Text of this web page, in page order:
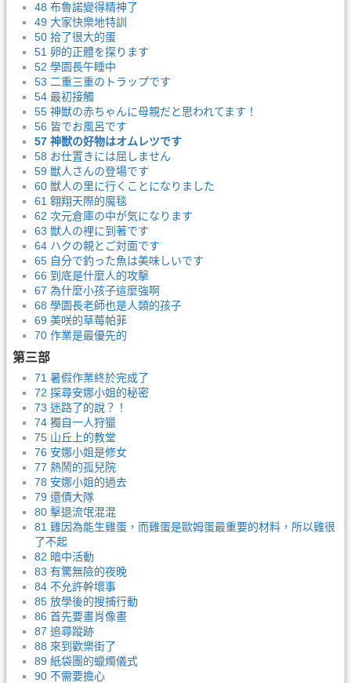
48 布魯諾變得精神了
49 大家快樂地特訓
50 拾了很大的蛋
51 卵的正體を探ります
52 學園長午睡中
53 二重三重のトラップです
54 最初接觸
55 神獣の赤ちゃんに母親だと思われてます！
56 皆でお風呂です
57 神獣の好物はオムレツです
58 お仕置きには屈しません
59 獣人さんの登場です
60 獣人の里に行くことになりました
61 翱翔天際的魔毯
62 次元倉庫の中が気になります
63 獣人の裡に到著です
64 ハクの親とご対面です
65 自分で釣った魚は美味しいです
66 到底是什麼人的攻擊
67 為什麼小孩子這麼強啊
68 學園長老師也是人類的孩子
69 美咲的草莓帕菲
70 作業是最優先的
第三部
71 暑假作業終於完成了
72 探尋安娜小姐的秘密
73 迷路了的說？！
74 獨自一人狩獵
75 山丘上的教堂
76 安娜小姐是修女
77 熱鬧的孤兒院
78 安娜小姐的過去
79 還債大隊
80 擊退流氓混混
81 雞因為能生雞蛋，而雞蛋是歐姆蛋最重要的材料，所以雞很
了不起
82 暗中活動
83 有驚無險的夜晚
84 不允許幹壞事
85 放學後的搜捕行動
86 首先要畫肖像畫
87 追尋蹤跡
88 來到歡樂街了
89 紙袋團的蠟燭儀式
90 不需要擔心